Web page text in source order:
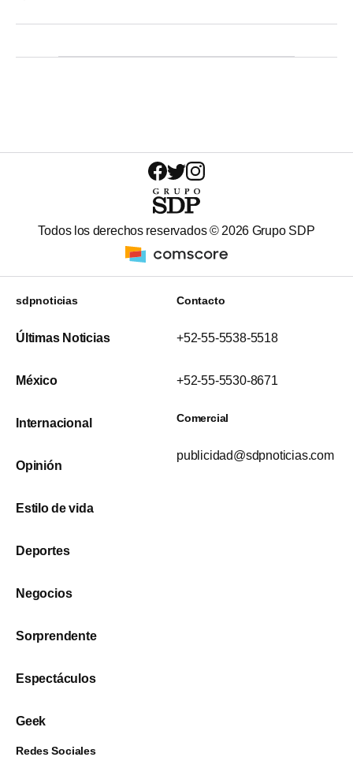
Todos los derechos reservados © 2026 Grupo SDP
sdpnoticias
Últimas Noticias
México
Internacional
Opinión
Estilo de vida
Deportes
Negocios
Sorprendente
Espectáculos
Geek
Contacto
+52-55-5538-5518
+52-55-5530-8671
Comercial
publicidad@sdpnoticias.com
Redes Sociales